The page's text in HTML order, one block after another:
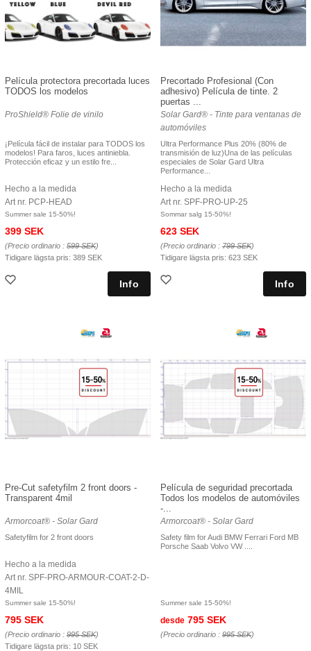
Película protectora precortada luces
TODOS los modelos
ProShield® Folie de vinilo
¡Película fácil de instalar para TODOS los
modelos! Para faros, luces antiniebla.
Protección eficaz y un estilo fre...
Hecho a la medida
Art nr. PCP-HEAD
Summer sale 15-50%!
399 SEK
(Precio ordinario : 599 SEK)
Tidigare lägsta pris: 389 SEK
Precortado Profesional (Con
adhesivo) Película de tinte. 2
puertas ...
Solar Gard® - Tinte para ventanas de
automóviles
Ultra Performance Plus 20% (80% de
transmisión de luz)Una de las películas
especiales de Solar Gard Ultra
Performance...
Hecho a la medida
Art nr. SPF-PRO-UP-25
Sommar salg 15-50%!
623 SEK
(Precio ordinario : 799 SEK)
Tidigare lägsta pris: 623 SEK
Pre-Cut safetyfilm 2 front doors -
Transparent 4mil
Armorcoat® - Solar Gard
Safetyfilm for 2 front doors
Hecho a la medida
Art nr. SPF-PRO-ARMOUR-COAT-2-D-
4MIL
Summer sale 15-50%!
795 SEK
(Precio ordinario : 995 SEK)
Tidigare lägsta pris: 10 SEK
Película de seguridad precortada
Todos los modelos de automóviles
-...
Armorcoat® - Solar Gard
Safety film for Audi BMW Ferrari Ford MB
Porsche Saab Volvo VW ....
Summer sale 15-50%!
desde 795 SEK
(Precio ordinario : 995 SEK)